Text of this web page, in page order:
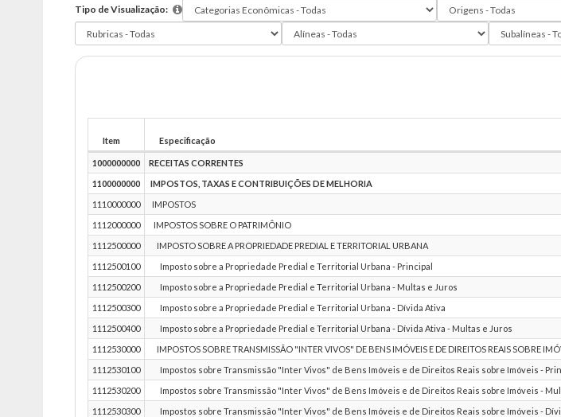
Tipo de Visualização:
Item Especificação
1000000000 RECEITAS CORRENTES
1100000000
IMPOSTOS, TAXAS E CONTRIBUIÇÕES DE MELHORIA
1110000000
IMPOSTOS
1112000000
IMPOSTOS SOBRE O PATRIMÔNIO
1112500000
IMPOSTO SOBRE A PROPRIEDADE PREDIAL E TERRITORIAL URBANA
1112500100
Imposto sobre a Propriedade Predial e Territorial Urbana - Principal
1112500200
Imposto sobre a Propriedade Predial e Territorial Urbana - Multas e Juros
1112500300
Imposto sobre a Propriedade Predial e Territorial Urbana - Dívida Ativa
1112500400
Imposto sobre a Propriedade Predial e Territorial Urbana - Dívida Ativa - Multas e Juros
1112530000
IMPOSTOS SOBRE TRANSMISSÃO "INTER VIVOS" DE BENS IMÓVEIS E DE DIREITOS REAIS SOBRE
1112530100
Impostos sobre Transmissão "Inter Vivos" de Bens Imóveis e de Direitos Reais sobre Imóveis -
1112530200
Impostos sobre Transmissão "Inter Vivos" de Bens Imóveis e de Direitos Reais sobre Imóveis -
1112530300
Impostos sobre Transmissão "Inter Vivos" de Bens Imóveis e de Direitos Reais sobre Imóveis -